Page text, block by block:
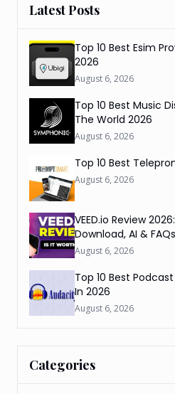
Latest Posts
Top 10 Best Esim
2026
August 6, 2026
Top 10 Best Music
The World 2026
August 6, 2026
Top 10 Best
August 6, 2026
VEED.io Review
Download, AI & FAQs
August 6, 2026
Top 10 Best
In 2026
August 6, 2026
Categories